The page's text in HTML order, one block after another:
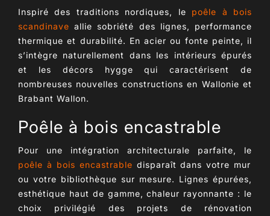
Inspiré des traditions nordiques, le
poêle à bois
scandinave allie sobriété des lignes, performance
thermique et durabilité. En acier ou fonte peinte, il
s’intègre naturellement dans les intérieurs épurés
et les décors hygge qui caractérisent de
nombreuses nouvelles constructions en Wallonie et
Brabant Wallon.
Poêle à bois encastrable
Pour une intégration architecturale parfaite, le
poêle à bois encastrable disparaît dans votre mur
ou votre bibliothèque sur mesure. Lignes épurées,
esthétique haut de gamme,chaleur rayonnante : le
choix privilégié des projets de rénovation